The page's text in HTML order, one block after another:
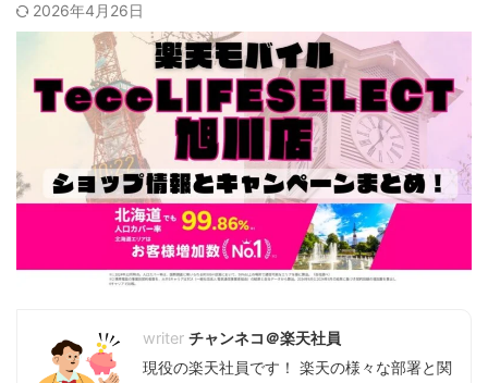
2026年4月26日
チャンネコ＠楽天社員
現役の楽天社員です！ 楽天の様々な部署と関